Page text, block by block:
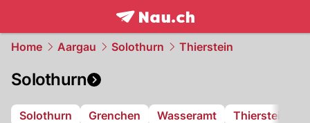
frontpage.NAU.ch
Home Aargau Solothurn Thierstein
Solothurn
Solothurn Grenchen Wasseramt Thierstein